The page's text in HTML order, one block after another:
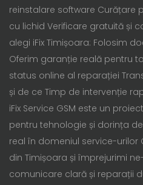
reinstalare software Curățare
cu lichid Verificare gratuită și
alegi iFix Timișoara: Folosim
Oferim garanție reală pentru
status online al reparației
și de ce Timp de intervenție
iFix Service GSM este un
pentru tehnologie și dorința
real în domeniul service-urilor
din Timișoara și împrejurimi
comunicare clară și reparații